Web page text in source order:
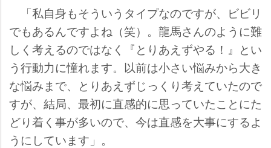
「私自身もそういうタイプなのですが、ビビリ
でもあるんですよね（笑）。龍馬さんのように難
しく考えるのではなく『とりあえずやる！』とい
う行動力に憧れます。以前は小さい悩みから大き
な悩みまで、とりあえずじっくり考えていたので
すが、結局、最初に直感的に思っていたことにた
どり着く事が多いので、今は直感を大事にするよ
うにしています」。